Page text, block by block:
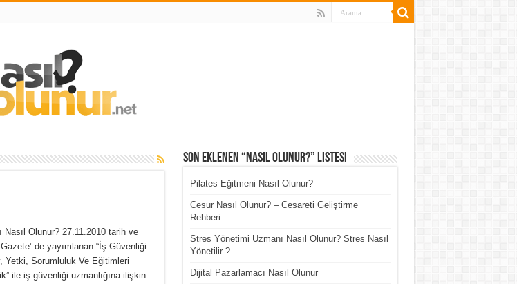
Nasıl Olunur? 27.11.2010 tarih ve
de yayımlanan “İş Güvenliği
Yetki, Sorumluluk Ve Eğitimleri
ile iş güvenliği uzmanlığına ilişkin
Son Eklenen “Nasıl Olunur?” Listesi
Pilates Eğitmeni Nasıl Olunur?
Cesur Nasıl Olunur? – Cesareti Geliştirme
Rehberi
Stres Yönetimi Uzmanı Nasıl Olunur? Stres Nasıl
Yönetilir ?
Dijital Pazarlamacı Nasıl Olunur